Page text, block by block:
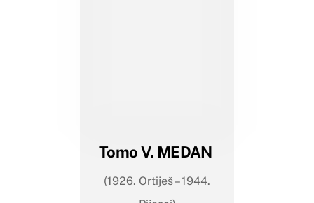
Tomo V. MEDAN
(1926. Ortiješ – 1944.